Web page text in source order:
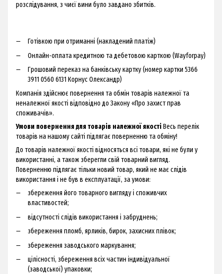
розслідування, з чиєї вини було завдано збитків.
Готівкою при отриманні (накладений платіж)
Онлайн-оплата кредитною та дебетовою карткою (Wayforpay)
Грошовий переказ на банківську картку (номер картки 5366
3911 0560 6131 Корнус Олександр)
Компанія здійснює повернення та обмін товарів належної та
неналежної якості відповідно до Закону «Про захист прав
споживачів».
Умови повернення для товарів належної якостіВесь перелік
товарів на нашому сайті підлягає поверненню та обміну!
До товарів належної якості відносяться всі товари, які не були у
використанні, а також зберегли свій товарний вигляд.
Поверненню підлягає тільки новий товар, який не має слідів
використання і не був в експлуатації, за умови:
збереження його товарного вигляду і споживчих
властивостей;
відсутності слідів використання і забруднень;
збереження пломб, ярликів, бирок, захисних плівок;
збереження заводського маркування;
цілісності, збереження всіх частин індивідуальної
(заводської) упаковки;